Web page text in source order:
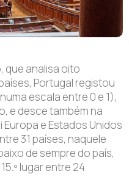
que analisa oito
Portugal registou
escala entre 0 e 1),
e desce também na
e Estados Unidos
31 países, naquele
de sempre do país,
lugar entre 24